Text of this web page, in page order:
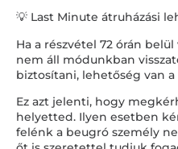
💡 Last Minute átruházási
Ha a részvétel 72 órán
nem áll módunkban
biztosítani, lehetőség van
Ez azt jelenti, hogy
helyetted. Ilyen esetben
felénk a beugró személy